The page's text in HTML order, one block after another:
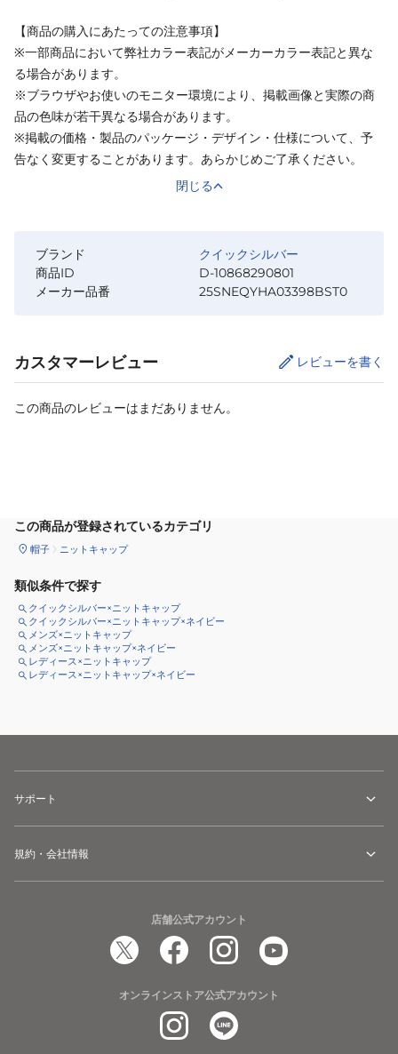
【商品の購入にあたっての注意事項】
※一部商品において弊社カラー表記がメーカーカラー表記と異な
る場合があります。
※ブラウザやお使いのモニター環境により、掲載画像と実際の商
品の色味が若干異なる場合があります。
※掲載の価格・製品のパッケージ・デザイン・仕様について、予
告なく変更することがあります。あらかじめご了承ください。
閉じる
ブランド
クイックシルバー
商品ID
D-10868290801
メーカー品番
25SNEQYHA03398BST0
カスタマーレビュー レビューを書く
この商品のレビューはまだありません。
この商品が登録されているカテゴリ
帽子 ニットキャップ
類似条件で探す
クイックシルバー×ニットキャップ
クイックシルバー×ニットキャップ×ネイビー
メンズ×ニットキャップ
メンズ×ニットキャップ×ネイビー
レディース×ニットキャップ
レディース×ニットキャップ×ネイビー
サポート
規約・会社情報
店舗公式アカウント
オンラインストア公式アカウント